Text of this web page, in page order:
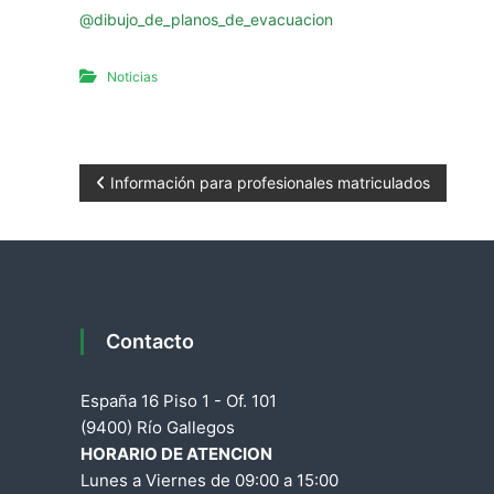
@dibujo_de_planos_de_evacuacion
Noticias
N
a
e
g
a
c
Información para profesionales matriculados
Contacto
España 16 Piso 1 - Of. 101
(9400) Río Gallegos
HORARIO DE ATENCION
Lunes a Viernes de 09:00 a 15:00